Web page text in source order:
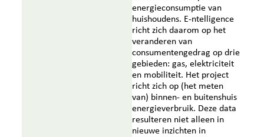
energieconsumptie van
huishoudens. E-ntelligence
richt zich daarom op het
veranderen van
consumentengedrag op drie
gebieden: gas, elektriciteit
en mobiliteit. Het project
richt zich op (het meten
van) binnen- en buitenshuis
energieverbruik. Deze data
resulteren niet alleen in
nieuwe inzichten in